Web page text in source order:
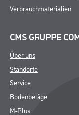
Verbrauchmaterialien
CMS GRUPPE
Über uns
Standorte
Service
Bodenbeläge
M-Plus